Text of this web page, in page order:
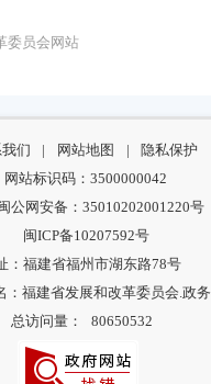
委员会网站
们 | 网站地图 |
隐私保护
网站标识码：3500000042
公网安备：35010202001220号
闽ICP备10207592号
：福建省福州市湖东路78号
：福建省发展和改革委员会.政务
总访问量：
80650532